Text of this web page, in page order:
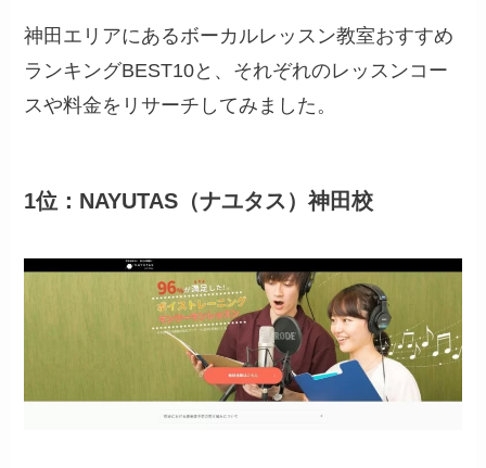
神田エリアにあるボーカルレッスン教室おすすめ
ランキングBEST10と、それぞれのレッスンコー
スや料金をリサーチしてみました。
1位：NAYUTAS（ナユタス）神田校